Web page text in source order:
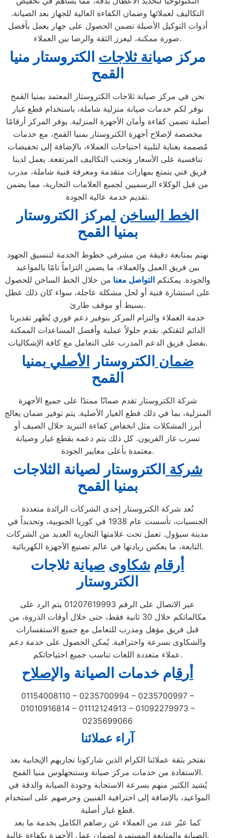
التكاليف لعملائها وضمان الكفاءة العالية للجهاز بعد الصيانة.
أدوات التوكيل الأصيلة تضمن الحصول على جهاز يعمل بأفضل
صورة ممكنة، ليعزز الثقة والرضا بين العملاء.
مركز صيانة ثلاجات الكتروستار منيا
القمح
نحن في مركز صيانة ثلاجات الكتروستار المعتمد بمنيا القمح
نوفر لكم خدمات صيانة منزلية شاملة، باستخدام قطع غيار
أصلية تضمن كفاءة وأمان الأجهزة المنزلية. يوفر المركز أرقامًا
مخصصة لإصلاح أجهزة الكتروستار بمنيا القمح، مع خدمات
مُصممة بعناية لتلبية احتياجات العملاء، بالإضافة إلى تخفيضات
تنافسية على الأسعار وتجنب التكاليف المرتفعة. يعمل لدينا
فريق فني يتمتع بمهارات متقدمة ومعرفة فنية شاملة، مدرب
من قبل الوكلاء الرسميين لجميع العلامات التجارية، مما يضمن
تقديم خدمة عالية الجودة.
الخط ا لساخن لمركز الكتروستار
بمنيا القمح
نهتم بمتابعة دقيقة من مشرفي خطوط الخدمة لتنسيق الجهود
بين فريق العمل والعملاء، ما يضمن التزاماً تامًا بالمواعيد
والجودة. يمكنكمالتواصل معنا من خلال الخط الساخن للحصول
على استشارة فنية أو لحل مشكلة عاجلة، سواء كان ذلك عطل
بسيط أو موقف طارئ.
خدمة العملاء والتزام المركز بتوفير دعم فوري يُظهر تقديرنا
الدائم لثقتكم. نقدم حلولاً عملية وأفضل المساعدات الممكنة
بفضل فريق الدعم المدرب على التعامل مع كافة الإشكاليات.
ضمان الكتروستار الأصلي بمنيا
القمح
شركة الكتروستار تقدم ضمانًا ممتدًا على جميع الأجهزة
المنزلية، بما في ذلك قطع الغيار الأصلية. يتم توفير ضمان يعالج
أبرز المشكلات مثل انخفاض كفاءة التبريد خلال الصيف أو
تسرب غاز الفريون. كل ذلك يتم دعمه بقطع غيار وصيانة
معتمدة بأعلى معايير الجودة.
شركة الكتروستار لصيانة الثلاجات
بمنيا القمح
تُعد شركة الكتروستار إحدى الشركات الرائدة متعددة
الجنسيات، تأسست عام 1938 في كوريا الجنوبية، وتحديداً في
مدينة سيؤول. تعمل تحت علامتها التجارية العديد من الشركات
التابعة، ما يعكس ريادتها في عالم تصنيع الأجهزة الكهربائية.
أرقام شكاوى صيانة ثلاجات
الكتروستار
عبر الاتصال على الرقم 01207619993 يتم الرد على
مكالماتكم خلال 30 ثانية فقط، حتى خلال أوقات الذروة، من
قبل فريق مؤهل ومدرب للتعامل مع جميع الاستفسارات
والشكاوى بسرعة واحترافية. يُمكن الحصول على خدمة دعم
عملاء متعددة اللغات تناسب جميع احتياجاتكم.
أر قام خدمات الصيانة و الإصلاح
01154008110 – 0235700994 – 0235700997 –
01010916814 – 01112124913 – 01092279973 –
0235699066
آراء عملائنا
نفتخر بثقة عملائنا الكرام الذين شاركونا تجاربهم الإيجابية بعد
الاستفادة من خدمات مركز صيانة وستنجهلوس منيا القمح.
يُشيد الكثير منهم بسرعة الاستجابة وجودة الصيانة والدقة في
المواعيد، بالإضافة إلى احترافية الفنيين وحرصهم على استخدام
قطع غيار أصلية.
كما عبّر عدد من العملاء عن رضاهم الكامل بخدمة ما بعد
الصيانة والمتابعة المستمرة لضمان عمل الأجهزة بكفاءة عالية.